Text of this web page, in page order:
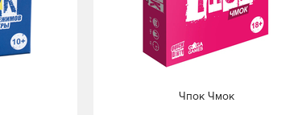
Чпок Чмок